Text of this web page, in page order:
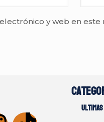
y web en